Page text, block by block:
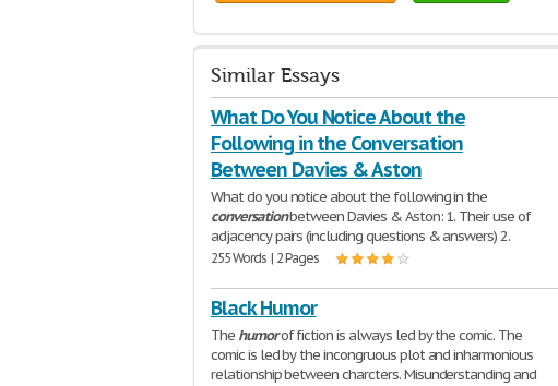
Similar Essays
What Do You Notice About the
Following in the Conversation
Between Davies & Aston
What do you notice about the following in the
conversationbetween Davies & Aston: 1. Their use of
adjacency pairs (including questions & answers) 2.
255 Words | 2 Pages
Black Humor
The humorof fiction is always led by the comic. The
comic is led by the incongruous plot and inharmonious
relationship between charcters. Misunderstanding and